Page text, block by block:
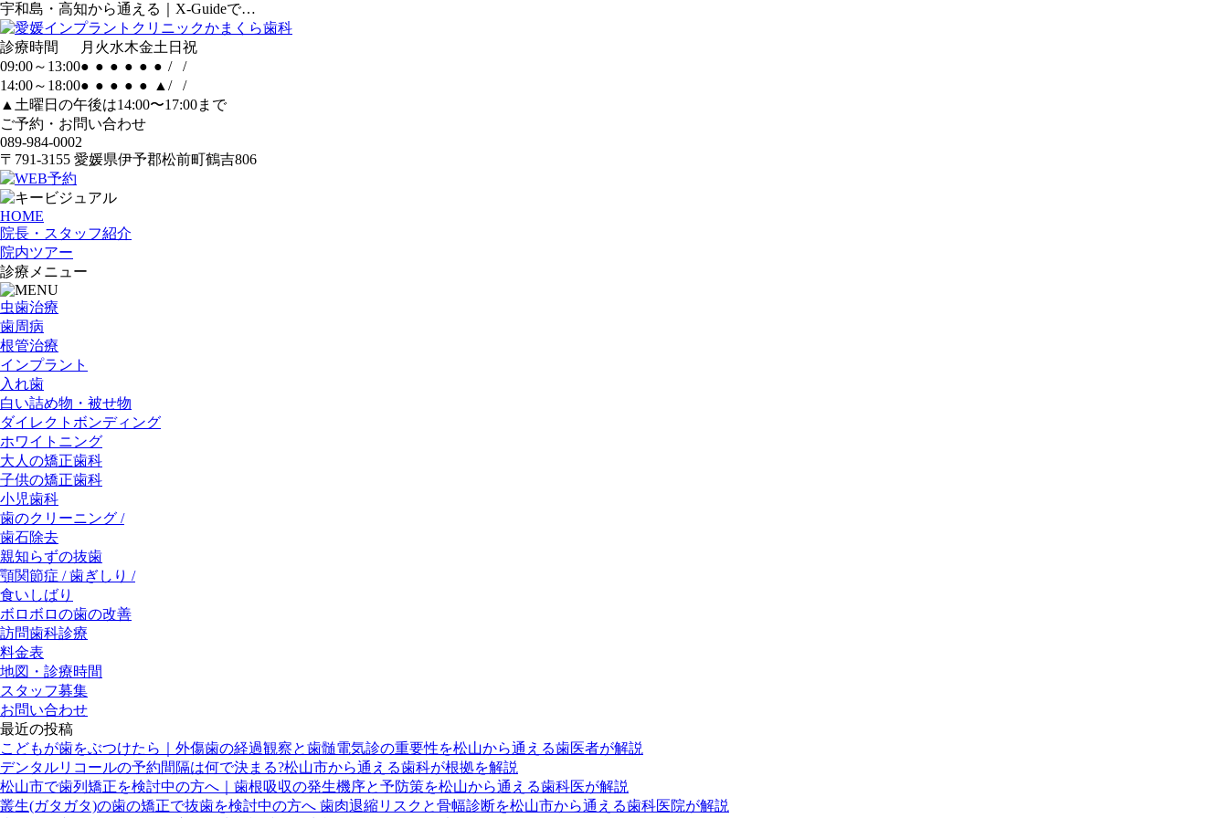
宇和島・高知から通える｜X-Guideで…
診療時間 月 火水木金土 日 祝
09:00～13:00● ● ● ● ● ● /
/
14:00～18:00● ● ● ● ● ▲ /
/
▲土曜日の午後は14:00〜17:00まで
ご予約・お問い合わせ
089-984-0002
〒791-3155 愛媛県伊予郡松前町鶴吉806
HOME
院長・スタッフ紹介
院内ツアー
診療メニュー
虫歯治療
歯周病
根管治療
インプラント
入れ歯
白い詰め物・被せ物
ダイレクトボンディング
ホワイトニング
大人の矯正歯科
子供の矯正歯科
小児歯科
歯のクリーニング /
歯石除去
親知らずの抜歯
顎関節症 / 歯ぎしり /
食いしばり
ボロボロの歯の改善
訪問歯科診療
料金表
地図・診療時間
スタッフ募集
お問い合わせ
最近の投稿
こどもが歯をぶつけたら｜外傷歯の経過観察と歯髄電気診の重要性を松山から通える歯医者が解説
デンタルリコールの予約間隔は何で決まる?松山市から通える歯科が根拠を解説
松山市で歯列矯正を検討中の方へ｜歯根吸収の発生機序と予防策を松山から通える歯科医が解説
叢生(ガタガタ)の歯の矯正で抜歯を検討中の方へ 歯肉退縮リスクと骨幅診断を松山市から通える歯科医院が解説